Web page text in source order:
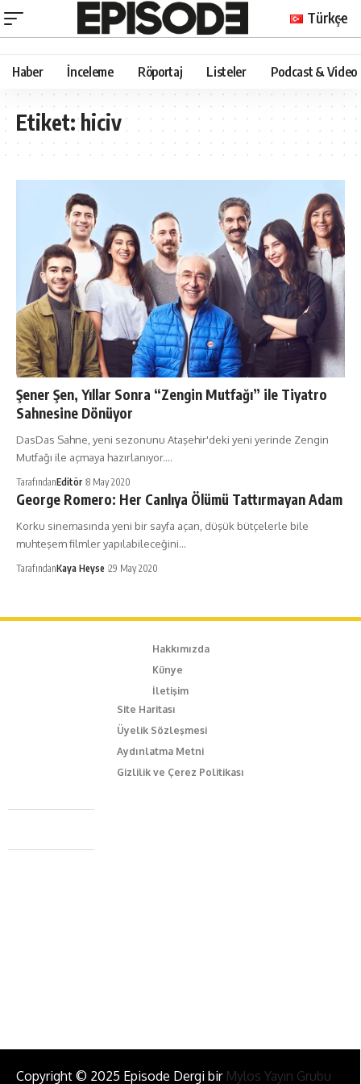
Türkçe
Haber İnceleme Röportaj Listeler Podcast & Video
Etiket:hiciv
Şener Şen, Yıllar Sonra “Zengin Mutfağı” ile Tiyatro
Sahnesine Dönüyor
DasDas Sahne, yeni sezonunu Ataşehir'deki yeni yerinde Zengin
Mutfağı ile açmaya hazırlanıyor.…
TarafındanEditör 8 May 2020
George Romero: Her Canlıya Ölümü Tattırmayan Adam
Korku sinemasında yeni bir sayfa açan, düşük bütçelerle bile
muhteşem filmler yapılabileceğini…
TarafındanKaya Heyse 29 May 2020
Hakkımızda
Künye
İletişim
Site Haritası
Üyelik Sözleşmesi
Aydınlatma Metni
Gizlilik ve Çerez Politikası
Caferağa Mah. Dr. Şakir Paşa Sok. No3/A Kadıköy İstanbul
+90 543 345 46 00
Copyright © 2025 Episode Dergi bir Mylos Yayın Grubu